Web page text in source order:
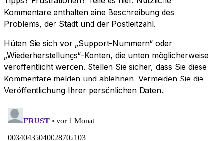
Kommentare enthalten eine Beschreibung des
Problems, der Stadt und der Postleitzahl.
Hüten Sie sich vor „Support-Nummern“ oder
„Wiederherstellungs“-Konten, die unten möglicherweise
veröffentlicht werden. Stellen Sie sicher, dass Sie diese
Kommentare melden und ablehnen. Vermeiden Sie die
Veröffentlichung Ihrer persönlichen Daten.